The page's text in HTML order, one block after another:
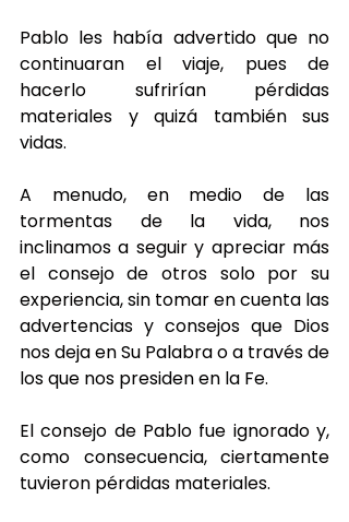
Pablo les había advertido que no
continuaran el viaje, pues de
hacerlo sufrirían pérdidas
materiales y quizá también sus
vidas.
A menudo, en medio de las
tormentas de la vida, nos
inclinamos a seguir y apreciar más
el consejo de otros solo por su
experiencia, sin tomar en cuenta las
advertencias y consejos que Dios
nos deja en Su Palabra o a través de
los que nos presiden en la Fe.
El consejo de Pablo fue ignorado y,
como consecuencia, ciertamente
tuvieron pérdidas materiales.